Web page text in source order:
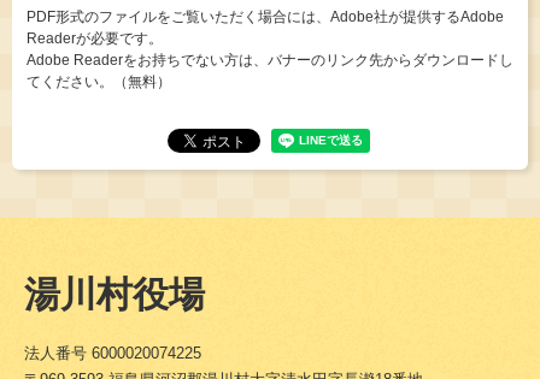
PDF形式のファイルをご覧いただく場合には、Adobe社が提供するAdobe
Readerが必要です。
Adobe Readerをお持ちでない方は、バナーのリンク先からダウンロードし
てください。（無料）
湯川村役場
法人番号 6000020074225